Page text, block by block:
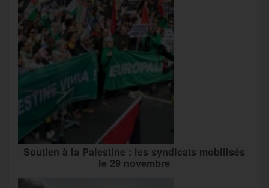
Soutien à la Palestine : les syndicats mobilisés
le 29 novembre